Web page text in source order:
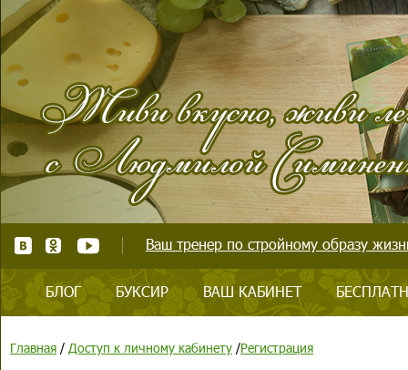
Ваш тренер по стройному образу
БЛОГ БУКСИР ВАШ КАБИНЕТ
Главная / Доступ к личному кабинету /Регистрация